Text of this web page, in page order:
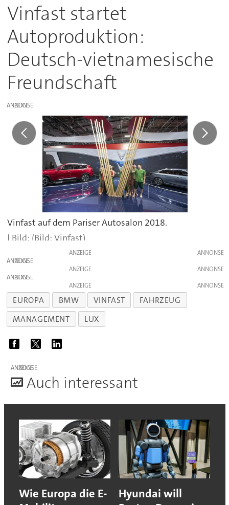
Vinfast startet
Autoproduktion:
Deutsch-vietnamesische
Freundschaft
ANZEIGE
Vinfast auf dem Pariser Autosalon 2018.
(Bild: Vinfast)
ANZEIGE
ANZEIGE
ANZEIGE
ANZEIGE
ANZEIGE
EUROPA BMW VINFAST
FAHRZEUG
MANAGEMENT
LUX
ANZEIGE
Auch interessant
Wie Europa die E-
Hyundai will